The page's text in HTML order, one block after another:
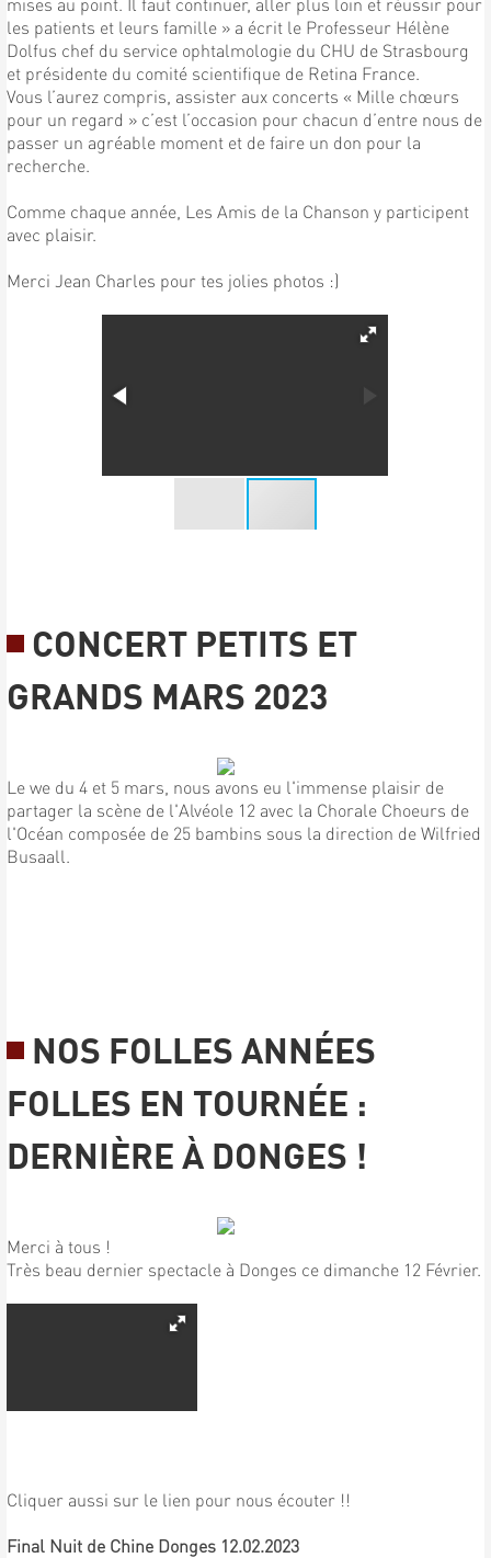
les patients et leurs famille » a écrit le Professeur Hélène
Dolfus chef du service ophtalmologie du CHU de Strasbourg
et présidente du comité scientifique de Retina France.
Vous l’aurez compris, assister aux concerts « Mille chœurs
pour un regard » c’est l’occasion pour chacun d’entre nous de
passer un agréable moment et de faire un don pour la
recherche.
Comme chaque année, Les Amis de la Chanson y participent
avec plaisir.
Merci Jean Charles pour tes jolies photos :)
CONCERT PETITS ET
GRANDS MARS 2023
Le we du 4 et 5 mars, nous avons eu l'immense plaisir de
partager la scène de l'Alvéole 12 avec la Chorale Choeurs de
l'Océan composée de 25 bambins sous la direction de Wilfried
Busaall.
NOS FOLLES ANNÉES
FOLLES EN TOURNÉE :
DERNIÈRE À DONGES !
Merci à tous !
Très beau dernier spectacle à Donges ce dimanche 12 Février.
Cliquer aussi sur le lien pour nous écouter !!
Final Nuit de Chine Donges 12.02.2023